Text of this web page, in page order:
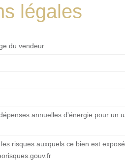
légales
du vendeur
annuelles d'énergie pour un
risques auxquels ce bien est